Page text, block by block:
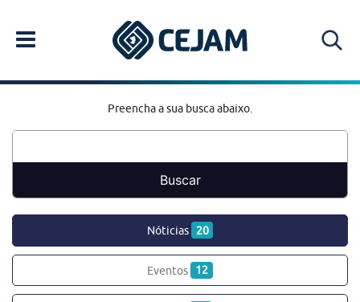
Preencha a sua busca abaixo.
Nóticias 20
Eventos 12